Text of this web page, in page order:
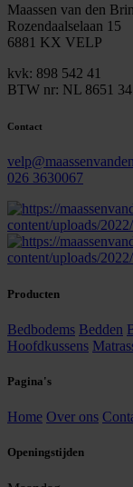
Maassen van den
Rozendaalselaan 15
6881 KX VELP
kvk: 898 542 41
BTW nr: NL 8651
Contact
026 3630067
Producten
Bedbodems Bedden
Hoofdkussens
Pagina's
Home Over ons
Openingstijden